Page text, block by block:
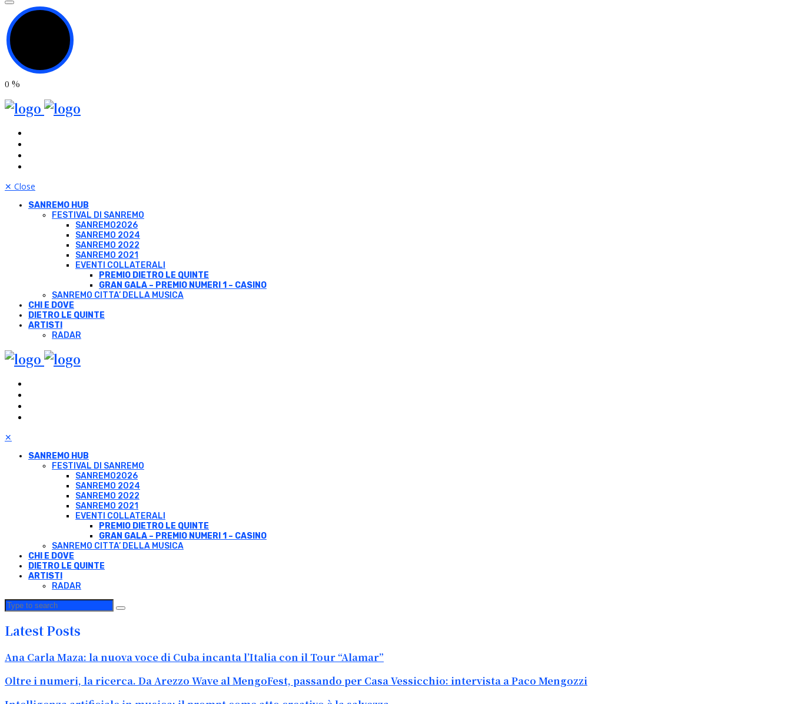
0 %
✕ Close
SANREMO HUB
FESTIVAL DI SANREMO
SANREMO2026
SANREMO 2024
SANREMO 2022
SANREMO 2021
EVENTI COLLATERALI
PREMIO DIETRO LE QUINTE
GRAN GALA – PREMIO NUMERI 1 – CASINO
SANREMO CITTA’ DELLA MUSICA
CHI E DOVE
DIETRO LE QUINTE
ARTISTI
RADAR
✕
SANREMO HUB
FESTIVAL DI SANREMO
SANREMO2026
SANREMO 2024
SANREMO 2022
SANREMO 2021
EVENTI COLLATERALI
PREMIO DIETRO LE QUINTE
GRAN GALA – PREMIO NUMERI 1 – CASINO
SANREMO CITTA’ DELLA MUSICA
CHI E DOVE
DIETRO LE QUINTE
ARTISTI
RADAR
Latest Posts
Ana Carla Maza: la nuova voce di Cuba incanta l’Italia con il Tour “Alamar”
Oltre i numeri, la ricerca. Da Arezzo Wave al MengoFest, passando per Casa Vessicchio: intervista a Paco Mengozzi